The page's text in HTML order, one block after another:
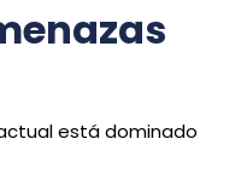
está dominado